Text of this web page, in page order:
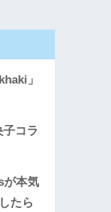
」
子コラ
が本気
たら